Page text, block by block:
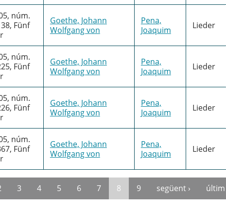
núm.
Fünf
Goethe, Johann
Wolfgang von
Pena,
Joaquim
Lieder
núm.
Fünf
Goethe, Johann
Wolfgang von
Pena,
Joaquim
Lieder
núm.
Fünf
Goethe, Johann
Wolfgang von
Pena,
Joaquim
Lieder
núm.
Fünf
Goethe, Johann
Wolfgang von
Pena,
Joaquim
Lieder
3 4 5 6 7 8 9 següent › últim